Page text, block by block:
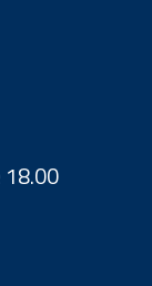
18.00